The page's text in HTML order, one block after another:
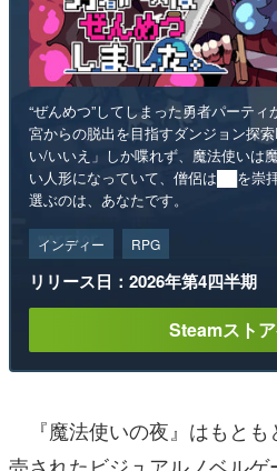
“ぜんめつ”してしまった勇者パーテ
宮からの脱出を目指すダンジョン探
い/いいえ」しか喋れず、魔法使いは
い人形になっていて、僧侶は██を崇
選ぶのは、あなたです。
インディー RPG
リリース日：2026年第4四半期
Steamスト
『魔法使いの夜』はもとも